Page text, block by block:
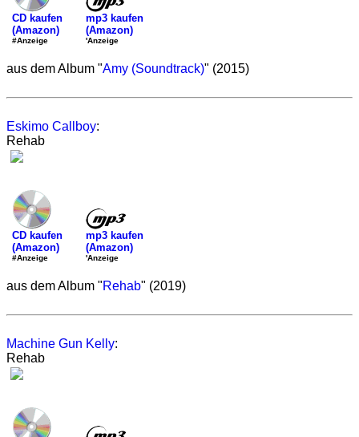
CD kaufen
(Amazon)
#Anzeige
mp3 kaufen
(Amazon)
'Anzeige
aus dem Album "Amy (Soundtrack)" (2015)
Eskimo Callboy:
Rehab
CD kaufen
(Amazon)
#Anzeige
mp3 kaufen
(Amazon)
'Anzeige
aus dem Album "Rehab" (2019)
Machine Gun Kelly:
Rehab